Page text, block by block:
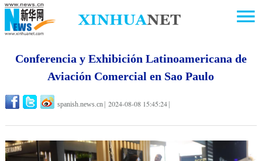
Conferencia y Exhibición Latinoamericana de
Aviación Comercial en Sao Paulo
spanish.news.cn 2024-08-08 15:45:24